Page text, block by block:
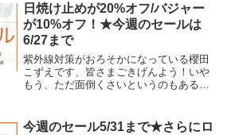
日焼け止めが20%オフ/バジャー
が10%オフ！★今週のセールは
6/27まで
紫外線対策がおろそかになっている櫻田
こずえです、皆さまごきげんよう！いや
もう、ただ面倒くさいというのもあるん
今週のセール5/31まで★さらにロ